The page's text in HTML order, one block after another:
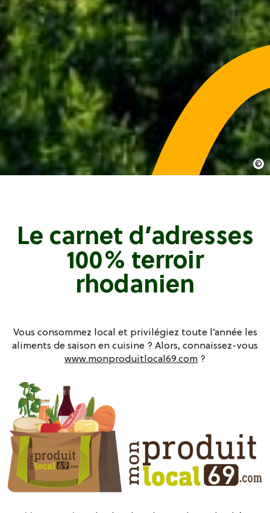
Le carnet d’adresses
100% terroir
rhodanien
Vous consommez local et privilégiez toute l’année les
aliments de saison en cuisine ? Alors, connaissez-vous
www.monproduitlocal69.com ?